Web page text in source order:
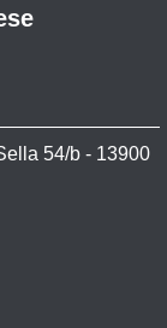
54/b - 13900